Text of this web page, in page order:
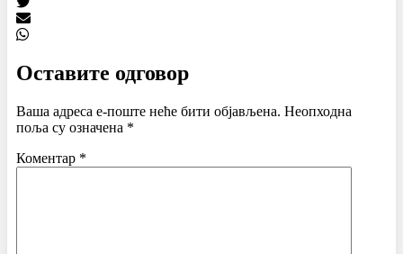
Оставите одговор
Ваша адреса е-поште неће бити објављена. Неопходна
поља су означена *
Коментар *